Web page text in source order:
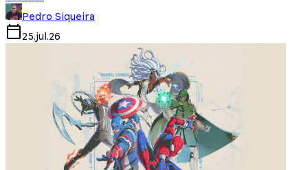
Pedro Siqueira
25.jul.26